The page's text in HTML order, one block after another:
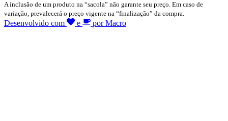
A inclusão de um produto na “sacola” não garante seu preço. Em caso de
variação, prevalecerá o preço vigente na “finalização” da compra.
Desenvolvido com e por Macro